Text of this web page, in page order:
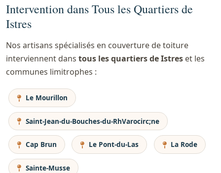
Intervention dans Tous les Quartiers de
Istres
Nos artisans spécialisés en couverture de toiture
interviennent dans tous les quartiers de Istres et les
communes limitrophes :
Le Mourillon
Saint-Jean-du-Bouches-du-RhVarocirc;ne
Cap Brun Le Pont-du-Las La Rode
Sainte-Musse